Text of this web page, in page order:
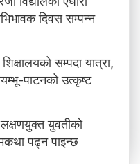
दिवस सम्पन्न
सम्पदा यात्रा,
पाटनको उत्कृष्ट
युवतीको
पढ्न पाइन्छ